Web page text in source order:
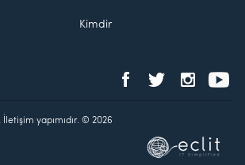
Kimdir
yapımıdır. © 2026